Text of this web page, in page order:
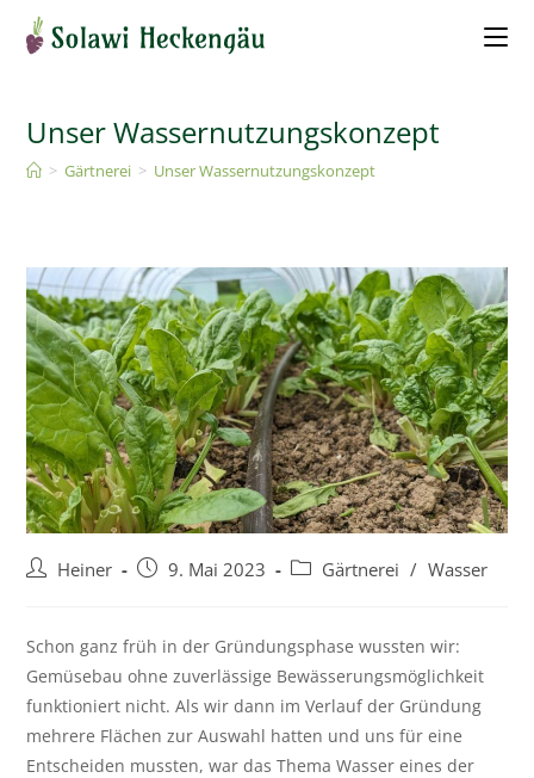
Unser Wassernutzungskonzept
> Gärtnerei > Unser Wassernutzungskonzept
Heiner 9. Mai 2023 Gärtnerei / Wasser
Schon ganz früh in der Gründungsphase wussten wir:
Gemüsebau ohne zuverlässige Bewässerungsmöglichkeit
funktioniert nicht. Als wir dann im Verlauf der Gründung
mehrere Flächen zur Auswahl hatten und uns für eine
Entscheiden mussten, war das Thema Wasser eines der